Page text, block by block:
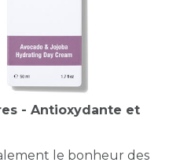
- Antioxydante et
le bonheur des